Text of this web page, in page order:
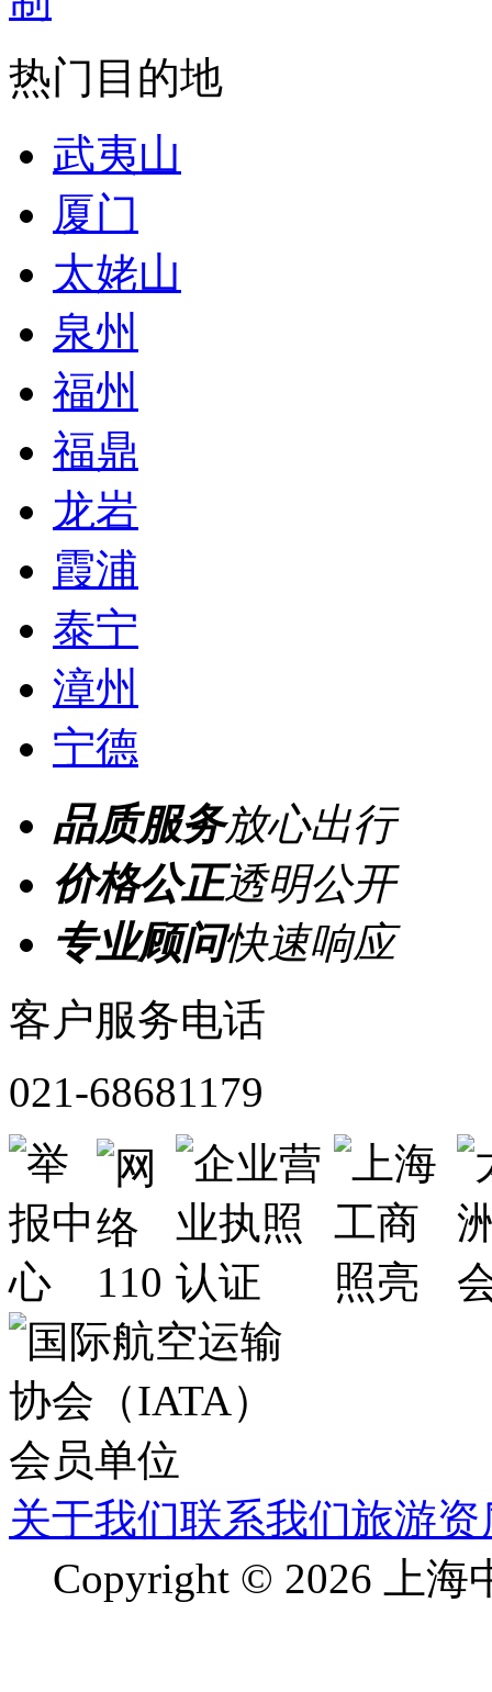
热门目的地
武夷山
厦门
太姥山
泉州
福州
福鼎
龙岩
霞浦
泰宁
漳州
宁德
品质服务放心出行
价格公正透明公开
专业顾问快速响应
客户服务电话
021-68681179
关于我们联系我们旅游资
Copyright © 2026 上海